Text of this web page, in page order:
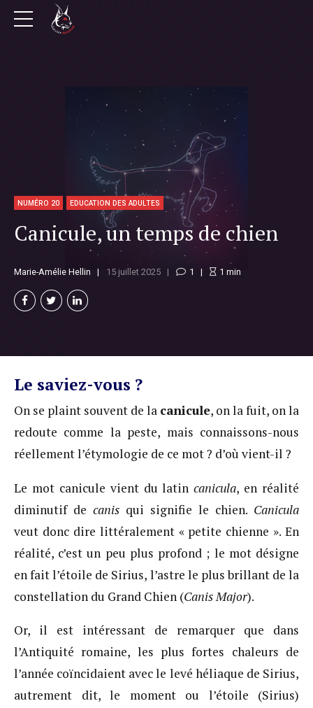
NUMÉRO 20 EDUCATION DES ADULTES
Canicule, un temps de chien
Marie-Amélie Hellin 15 juillet 2025 1 1 min
Le saviez-vous ?
On se plaint souvent de la canicule, on la fuit, on la
redoute comme la peste, mais connaissons-nous
réellement l’étymologie de ce mot ? d’où vient-il ?
Le mot canicule vient du latincanicula, en réalité
diminutif de canis qui signifie le chien. Canicula
veut donc dire littéralement « petite chienne ». En
réalité, c’est un peu plus profond ; le mot désigne
en fait l’étoile de Sirius, l’astre le plus brillant de la
constellation du Grand Chien (Canis Major).
Or, il est intéressant de remarquer que dans
l’Antiquité romaine, les plus fortes chaleurs de
l’année coïncidaient avec le levé héliaque de Sirius,
autrement dit, le moment ou l’étoile (Sirius)